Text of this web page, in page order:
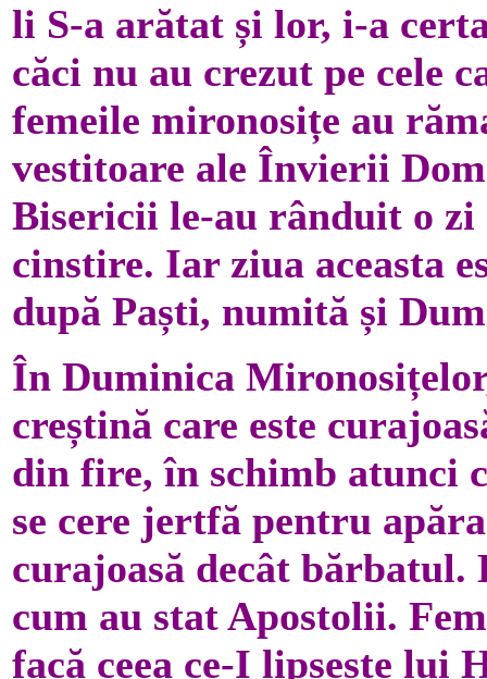
li S-a arătat și lor, i-a
căci nu au crezut pe cele
femeile mironosițe au
vestitoare ale Învierii
Bisericii le-au rânduit o zi
cinstire. Iar ziua aceasta
după Paști, numită și
În Duminica
creștină care este
din fire, în schimb atunci
se cere jertfă pentru
curajoasă decât bărbatul.
cum au stat Apostolii.
facă ceea ce-I lipsește lui